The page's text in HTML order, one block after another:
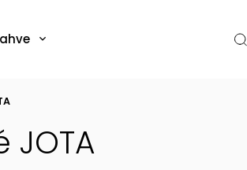
Boxy, dózy, kořenky, skleničky